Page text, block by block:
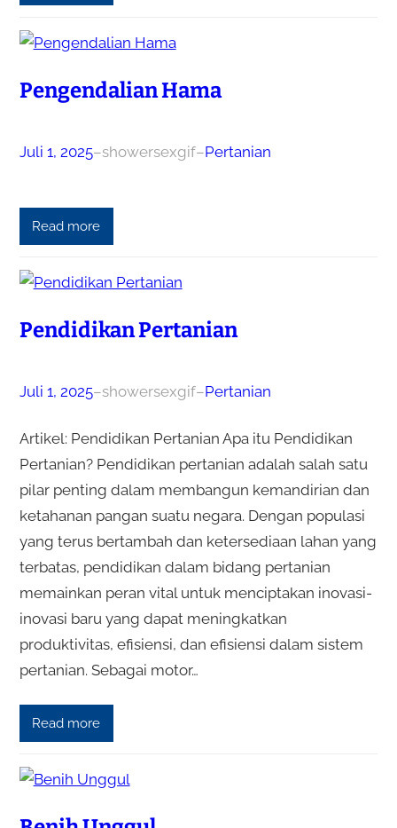
Pengendalian Hama
Juli 1, 2025–showersexgif–Pertanian
Read more
Pendidikan Pertanian
Juli 1, 2025–showersexgif–Pertanian
Artikel: Pendidikan Pertanian Apa itu Pendidikan
Pertanian? Pendidikan pertanian adalah salah satu
pilar penting dalam membangun kemandirian dan
ketahanan pangan suatu negara. Dengan populasi
yang terus bertambah dan ketersediaan lahan yang
terbatas, pendidikan dalam bidang pertanian
memainkan peran vital untuk menciptakan inovasi-
inovasi baru yang dapat meningkatkan
produktivitas, efisiensi, dan efisiensi dalam sistem
pertanian. Sebagai motor…
Read more